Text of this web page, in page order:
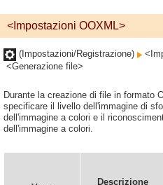
<Impostazioni OOXML>
(Impostazioni/Registrazione)
<Generazione file>
Durante la creazione di file in formato
specificare il livello dell'immagine di
dell'immagine a colori e il
dell'immagine a colori.
Descrizione